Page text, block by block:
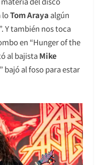
loTom Araya algún
Y también nos toca
en “Hunger of the
al bajistaMike
bajó al foso para estar